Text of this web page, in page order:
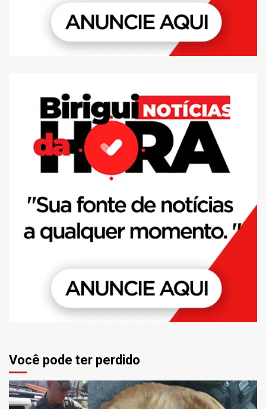
Você pode ter perdido